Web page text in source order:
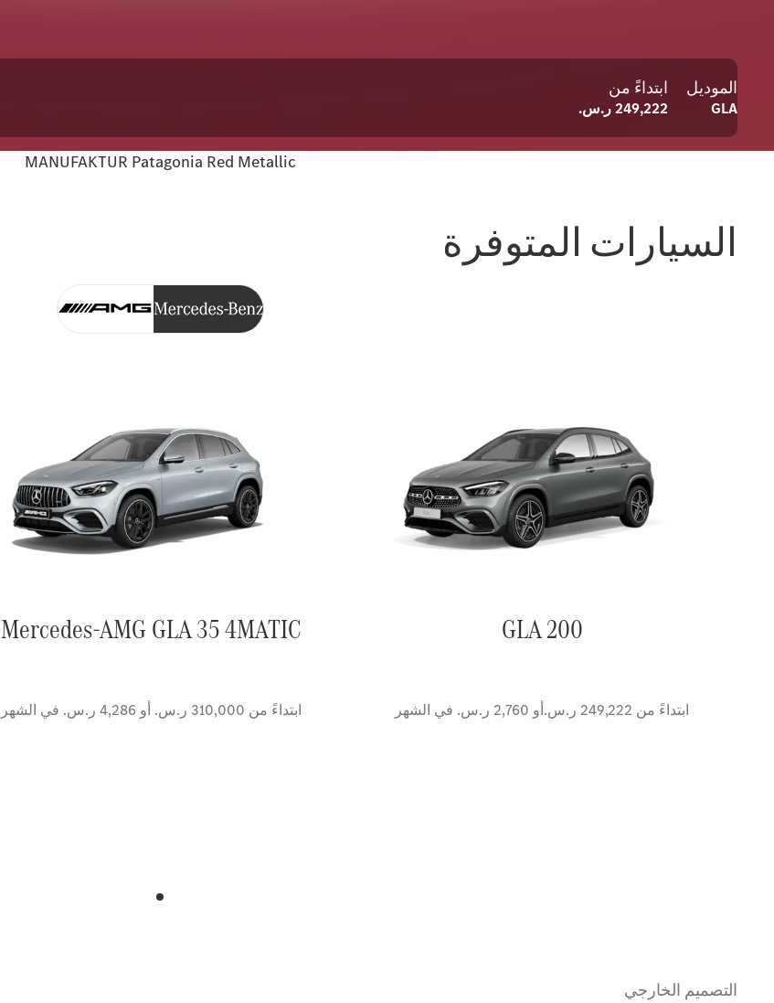
MANUFAKTUR Patagonia Red Metallic
الموديل
GLA
ابتداءً من
249,222 ر.س.
السيارات المتوفرة
GLA 200
ابتداءً من 249,222 ر.س.‏أو 2,760 ر.س.‏ في الشهر
Mercedes-AMG GLA 35 4MATIC
ابتداءً من 310,000 ر.س. أو 4,286 ر.س. في الشهر
التصميم الخارجي